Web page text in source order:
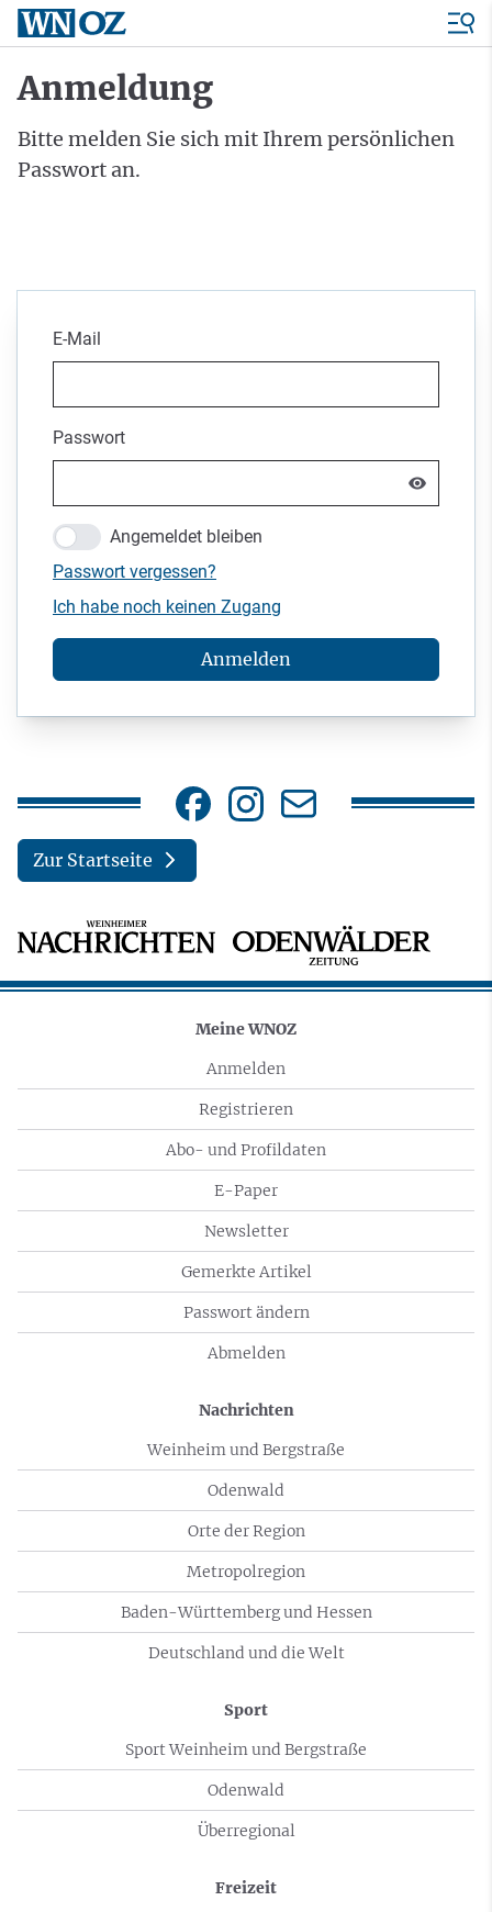
Anmeldung
Bitte melden Sie sich mit Ihrem persönlichen
Passwort an.
E-Mail
Passwort
Angemeldet bleiben
Passwort vergessen?
Ich habe noch keinen Zugang
Anmelden
Zur Startseite
Meine WNOZ
Anmelden
Registrieren
Abo- und Profildaten
E-Paper
Newsletter
Gemerkte Artikel
Passwort ändern
Abmelden
Nachrichten
Weinheim und Bergstraße
Odenwald
Orte der Region
Metropolregion
Baden-Württemberg und Hessen
Deutschland und die Welt
Sport
Sport Weinheim und Bergstraße
Odenwald
Überregional
Freizeit